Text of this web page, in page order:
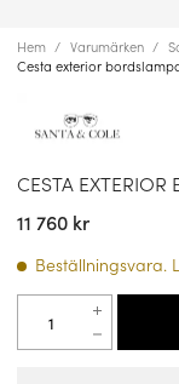
Hem Varumärken
Cesta exterior
CESTA EXTERIOR
11 760 kr
Beställningsvara.